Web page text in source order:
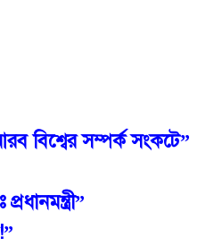
বিশ্বের সম্পর্ক সংকটে”